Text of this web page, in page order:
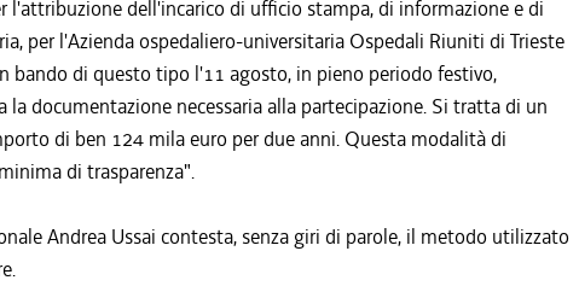
l'attribuzione dell'incarico di ufficio stampa, di informazione e di
per l'Azienda ospedaliero-universitaria Ospedali Riuniti di Trieste
bando di questo tipo l'11 agosto, in pieno periodo festivo,
documentazione necessaria alla partecipazione. Si tratta di un
di ben 124 mila euro per due anni. Questa modalità di
di trasparenza".
Andrea Ussai contesta, senza giri di parole, il metodo utilizzato